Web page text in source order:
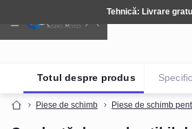
Tehnică: Livrare
Piese de schimb Piese de schimb
Totul despre produs